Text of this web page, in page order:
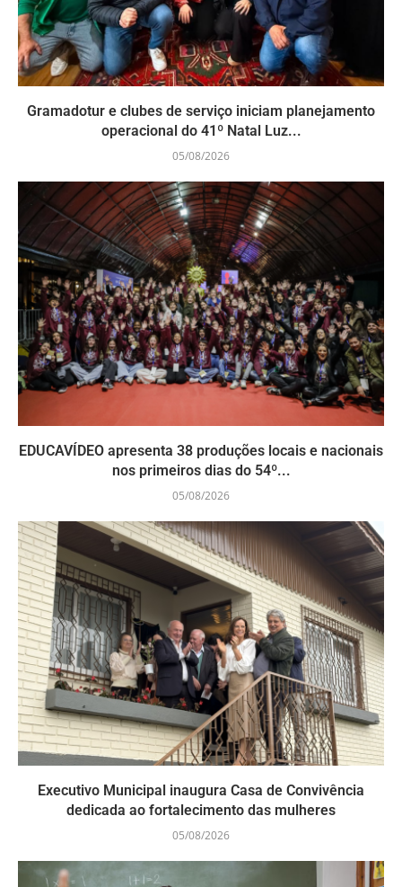
Gramadotur e clubes de serviço iniciam planejamento
operacional do 41º Natal Luz...
05/08/2026
EDUCAVÍDEO apresenta 38 produções locais e nacionais
nos primeiros dias do 54º...
05/08/2026
Executivo Municipal inaugura Casa de Convivência
dedicada ao fortalecimento das mulheres
05/08/2026